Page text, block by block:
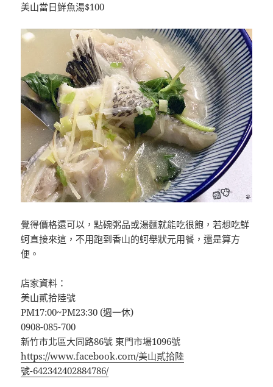
美山當日鮮魚湯$100
覺得價格還可以，點碗粥品或湯麵就能吃很飽，若想吃鮮
蚵直接來這，不用跑到香山的蚵舉狀元用餐，還是算方
便。
店家資料：
美山貳拾陸號
PM17:00~PM23:30 (週一休)
0908-085-700
新竹市北區大同路86號 東門市場1096號
https://www.facebook.com/美山貳拾陸
號-642342402884786/